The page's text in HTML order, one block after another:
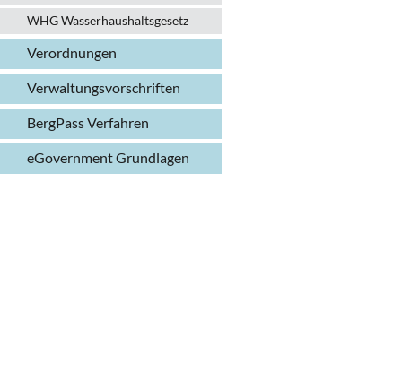
WHG Wasserhaushalts­gesetz
Verordnungen
Verwaltungs­vorschriften
BergPass Verfahren
eGovernment Grundlagen